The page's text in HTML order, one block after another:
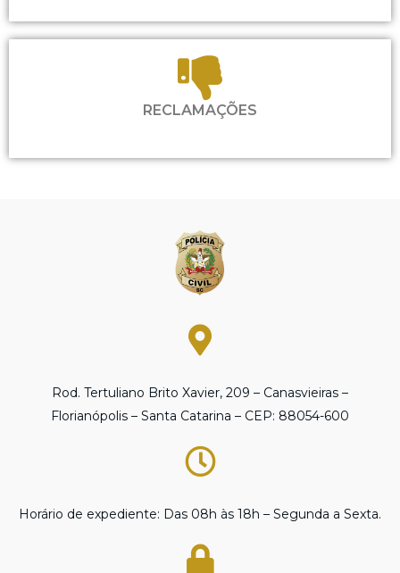
RECLAMAÇÕES
Rod. Tertuliano Brito Xavier, 209 – Canasvieiras –
Florianópolis – Santa Catarina – CEP: 88054-600
Horário de expediente: Das 08h às 18h – Segunda a Sexta.